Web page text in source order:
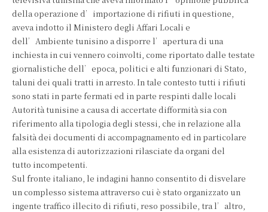
della operazione d’importazione di rifiuti in questione,
aveva indotto il Ministero degli Affari Locali e
dell’Ambiente tunisino a disporre l’apertura di una
inchiesta in cui vennero coinvolti, come riportato dalle testate
giornalistiche dell’epoca, politici e alti funzionari di Stato,
taluni dei quali tratti in arresto. In tale contesto tutti i rifiuti
sono stati in parte fermati ed in parte respinti dalle locali
Autorità tunisine a causa di accertate difformità sia con
riferimento alla tipologia degli stessi, che in relazione alla
falsità dei documenti di accompagnamento ed in particolare
alla esistenza di autorizzazioni rilasciate da organi del
tutto incompetenti.
Sul fronte italiano, le indagini hanno consentito di disvelare
un complesso sistema attraverso cui è stato organizzato un
ingente traffico illecito di rifiuti, reso possibile, tra l’altro,